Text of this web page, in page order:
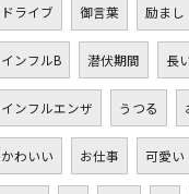
ドライブ 御言葉 励まし
インフルB 潜伏期間 長
インフルエンザ うつる
かわいい お仕事 可愛い